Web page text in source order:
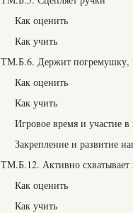
Как оценить
Как учить
ТМ.Б.6. Держит погремушку,
Как оценить
Как учить
Игровое время и участие
Закрепление и развитие
ТМ.Б.12. Активно
Как оценить
Как учить